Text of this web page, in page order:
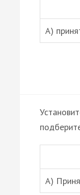
А)
А)